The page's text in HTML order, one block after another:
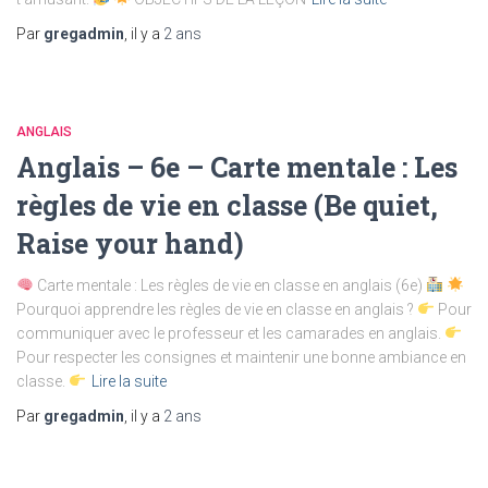
Par gregadmin , il y a 2 ans
ANGLAIS
Anglais – 6e – Carte mentale : Les
règles de vie en classe (Be quiet,
Raise your hand)
Carte mentale : Les règles de vie en classe en anglais (6e)
Pourquoi apprendre les règles de vie en classe en anglais ?
Pour
communiquer avec le professeur et les camarades en anglais.
Pour respecter les consignes et maintenir une bonne ambiance en
classe.
Lire la suite
Par gregadmin , il y a 2 ans